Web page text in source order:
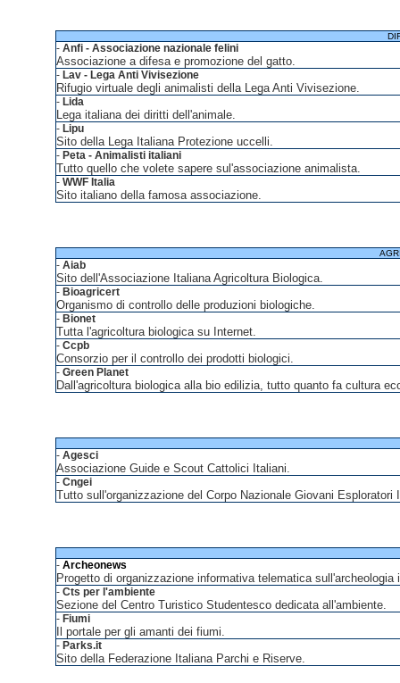
- Anfi - Associazione nazionale felini
Associazione a difesa e promozione del gatto.
- Lav - Lega Anti Vivisezione
Rifugio virtuale degli animalisti della Lega Anti Vivisezione.
- Lida
Lega italiana dei diritti dell'animale.
- Lipu
Sito della Lega Italiana Protezione uccelli.
- Peta - Animalisti italiani
Tutto quello che volete sapere sul'associazione animalista.
- WWF Italia
Sito italiano della famosa associazione.
- Aiab
Sito dell'Associazione Italiana Agricoltura Biologica.
- Bioagricert
Organismo di controllo delle produzioni biologiche.
- Bionet
Tutta l'agricoltura biologica su Internet.
- Ccpb
Consorzio per il controllo dei prodotti biologici.
- Green Planet
Dall'agricoltura biologica alla bio edilizia, tutto quanto fa cultura
- Agesci
Associazione Guide e Scout Cattolici Italiani.
- Cngei
Tutto sull'organizzazione del Corpo Nazionale Giovani Esploratori
- Archeonews
Progetto di organizzazione informativa telematica sull'archeologia
- Cts per l'ambiente
Sezione del Centro Turistico Studentesco dedicata all'ambiente.
- Fiumi
Il portale per gli amanti dei fiumi.
- Parks.it
Sito della Federazione Italiana Parchi e Riserve.